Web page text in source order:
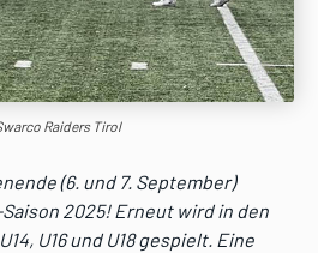
Raiders Tirol
(6. und 7. September)
2025! Erneut wird in den
U16 und U18 gespielt. Eine